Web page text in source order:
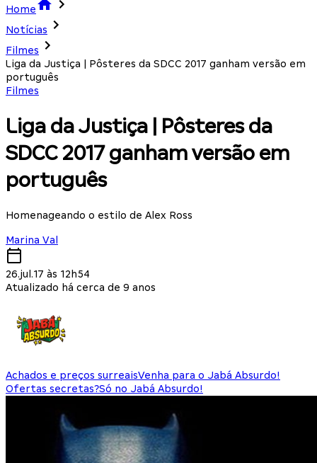
Home
Notícias
Filmes
Liga da Justiça | Pôsteres da SDCC 2017 ganham versão em
português
Filmes
Liga da Justiça | Pôsteres da
SDCC 2017 ganham versão em
português
Homenageando o estilo de Alex Ross
Marina Val
26.jul.17 às 12h54
Atualizado há cerca de 9 anos
Achados e preços surreaisVenha para o Jabá Absurdo!
Ofertas secretas?Só no Jabá Absurdo!